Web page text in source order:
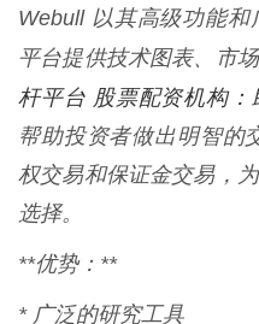
Webull 以其高级功能
平台提供技术图表、市
杆平台 股票配资机构：
帮助投资者做出明智的
权交易和保证金交易，
选择。
**优势：**
* 广泛的研究工具